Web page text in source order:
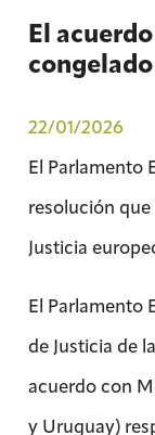
El
congelado
22/01/2026
El Parlamento
resolución
Justicia
El Parlamento
de Justicia de
acuerdo con
y Uruguay)